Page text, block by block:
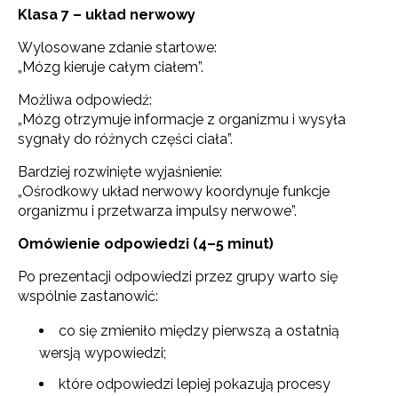
Klasa 7 – układ nerwowy
Wylosowane zdanie startowe:
„Mózg kieruje całym ciałem”.
Możliwa odpowiedź:
„Mózg otrzymuje informacje z organizmu i wysyła
sygnały do różnych części ciała”.
Bardziej rozwinięte wyjaśnienie:
„Ośrodkowy układ nerwowy koordynuje funkcje
organizmu i przetwarza impulsy nerwowe”.
Omówienie odpowiedzi (4–5 minut)
Po prezentacji odpowiedzi przez grupy warto się
wspólnie zastanowić:
co się zmieniło między pierwszą a ostatnią
wersją wypowiedzi;
które odpowiedzi lepiej pokazują procesy